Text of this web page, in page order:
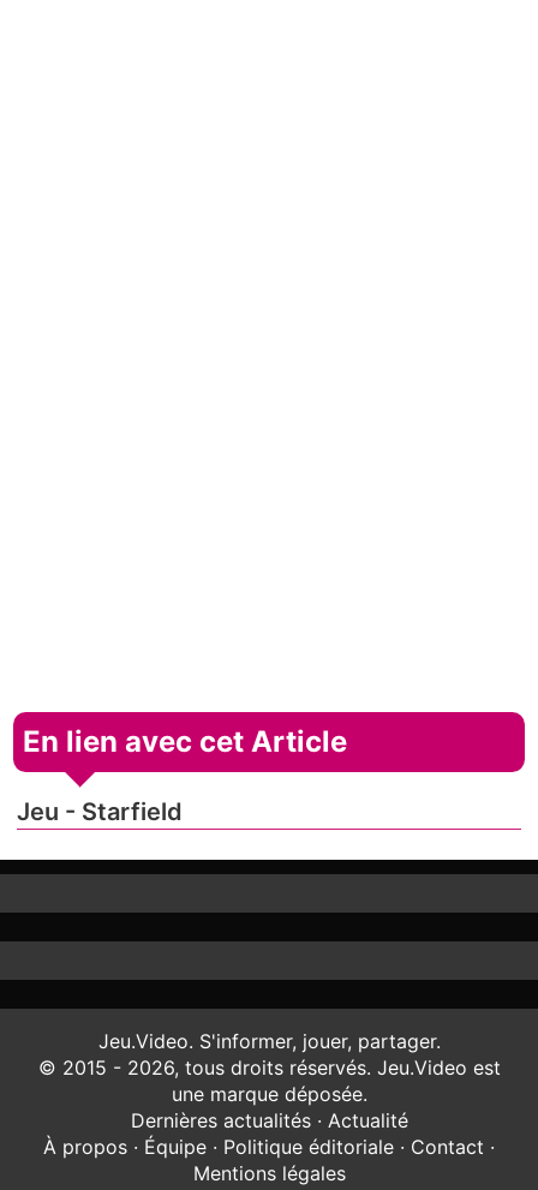
En lien avec cet Article
Jeu - Starfield
Jeu.Video. S'informer, jouer, partager.
© 2015 - 2026, tous droits réservés. Jeu.Video est
une marque déposée.
Dernières actualités· Actualité
À propos · Équipe · Politique éditoriale · Contact ·
Mentions légales